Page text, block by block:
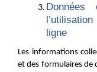
ligne
Les informations
et des formulaires de